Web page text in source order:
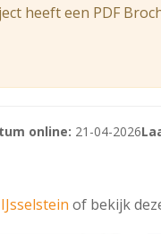
gebruikers van de
heeft een PDF
online: 21-04-2026
of bekijk